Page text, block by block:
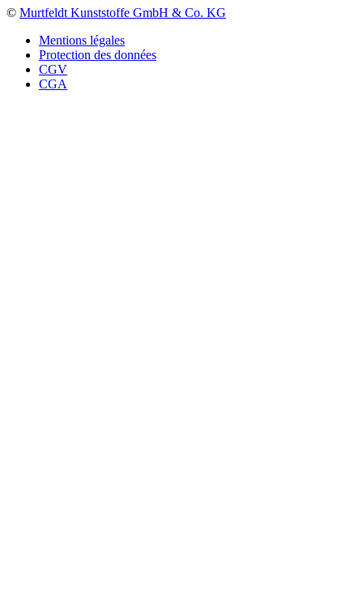
© Murtfeldt Kunststoffe GmbH & Co. KG
Mentions légales
Protection des données
CGV
CGA